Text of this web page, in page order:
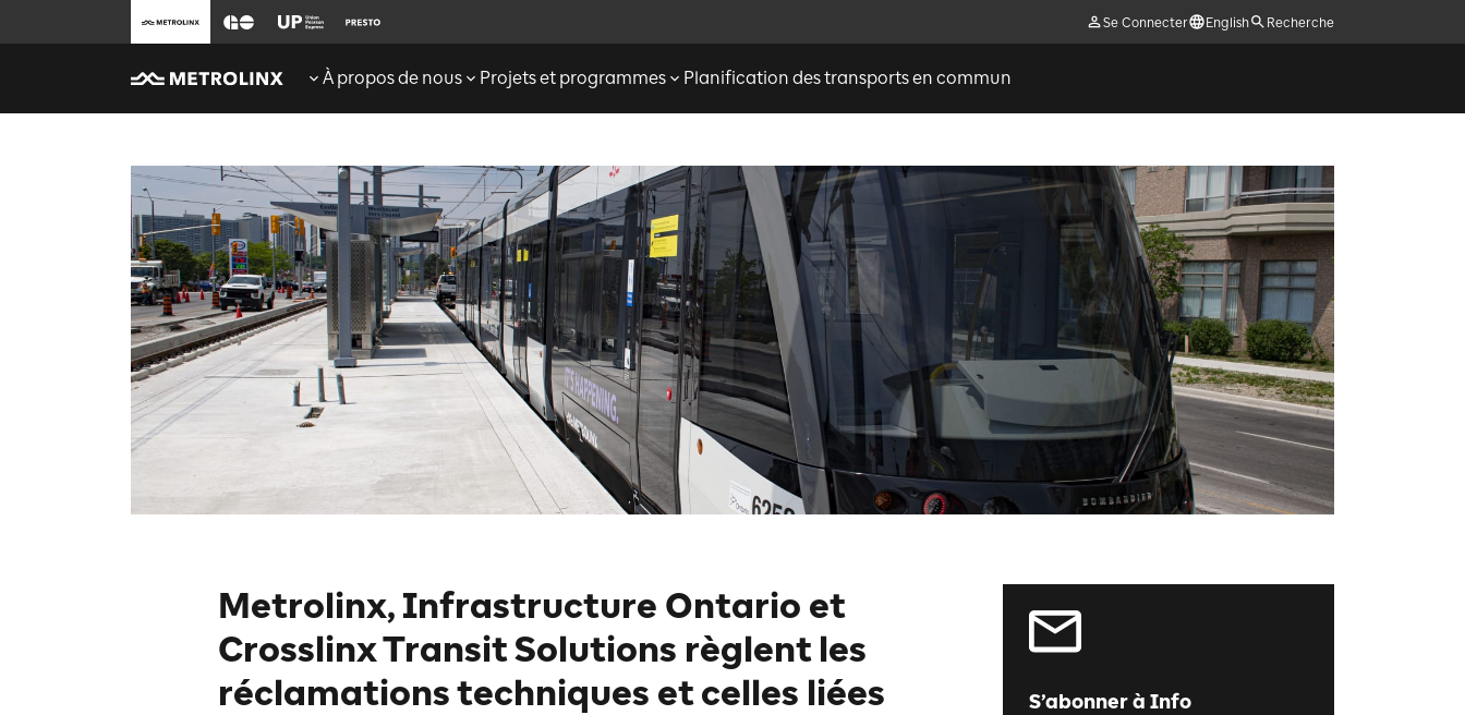
Se Connecter English Recherche
À propos de nous Projets et programmes Planification des transports en commun
Metrolinx, Infrastructure Ontario et
Crosslinx Transit Solutions règlent les
réclamations techniques et celles liées
S’abonner à Info